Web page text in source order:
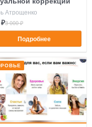
Атрощенко
3 000 ₽
Подробнее